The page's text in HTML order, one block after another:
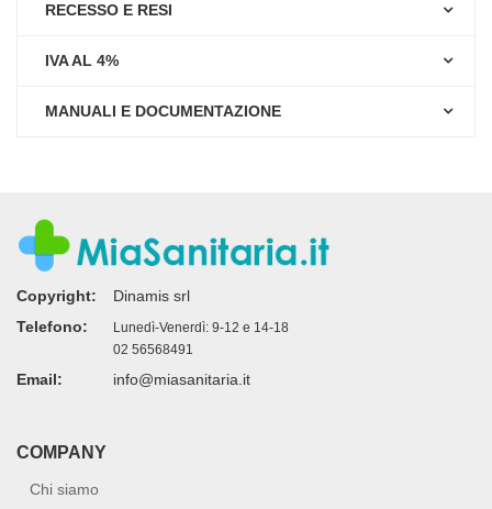
RECESSO E RESI
IVA AL 4%
MANUALI E DOCUMENTAZIONE
Copyright:
Dinamis srl
Telefono:
Lunedì-Venerdì: 9-12 e 14-18
02 56568491
Email: info@miasanitaria.it
COMPANY
Chi siamo